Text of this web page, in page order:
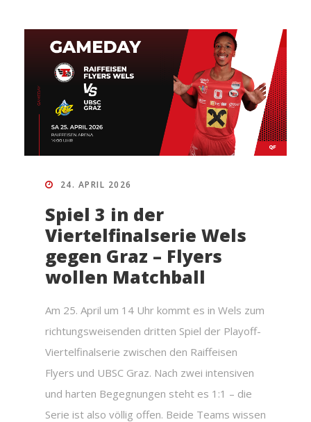
24. APRIL 2026
Spiel 3 in der
Viertelfinalserie Wels
gegen Graz – Flyers
wollen Matchball
Am 25. April um 14 Uhr kommt es in Wels zum
richtungsweisenden dritten Spiel der Playoff-
Viertelfinalserie zwischen den Raiffeisen
Flyers und UBSC Graz. Nach zwei intensiven
und harten Begegnungen steht es 1:1 – die
Serie ist also völlig offen. Beide Teams wissen